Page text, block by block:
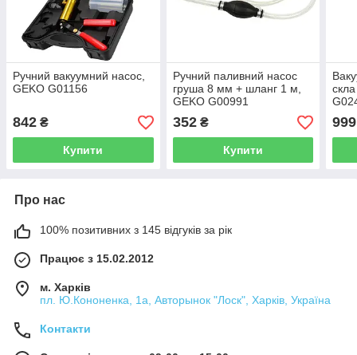
Ручний вакуумний насос,
GEKO G01156
842 ₴
Купити
Ручний паливний насос
груша 8 мм + шланг 1 м,
GEKO G00991
352₴
Купити
999
Про нас
100% позитивних з 145 відгуків за рік
Працює з 15.02.2012
м. Харків
пл. Ю.Кононенка, 1а, Авторынок "Лоск", Харків, Україна
Контакти